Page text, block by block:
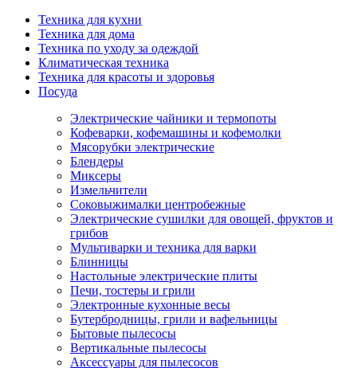
Техника для кухни
Техника для дома
Техника по уходу за одеждой
Климатическая техника
Техника для красоты и здоровья
Посуда
Электрические чайники и термопоты
Кофеварки, кофемашины и кофемолки
Мясорубки электрические
Блендеры
Миксеры
Измельчители
Соковыжималки центробежные
Электрические сушилки для овощей, фруктов и
грибов
Мультиварки и техника для варки
Блинницы
Настольные электрические плиты
Печи, тостеры и грили
Электронные кухонные весы
Бутербродницы, грили и вафельницы
Бытовые пылесосы
Вертикальные пылесосы
Аксессуары для пылесосов